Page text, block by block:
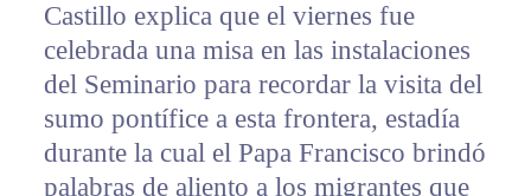
Castillo explica que el viernes fue
celebrada una misa en las instalaciones
del Seminario para recordar la visita del
sumo pontífice a esta frontera, estadía
durante la cual el Papa Francisco brindó
palabras de aliento a los migrantes que